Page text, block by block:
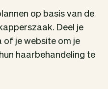
op basis van de
Deel je
of je website om je
haarbehandeling te